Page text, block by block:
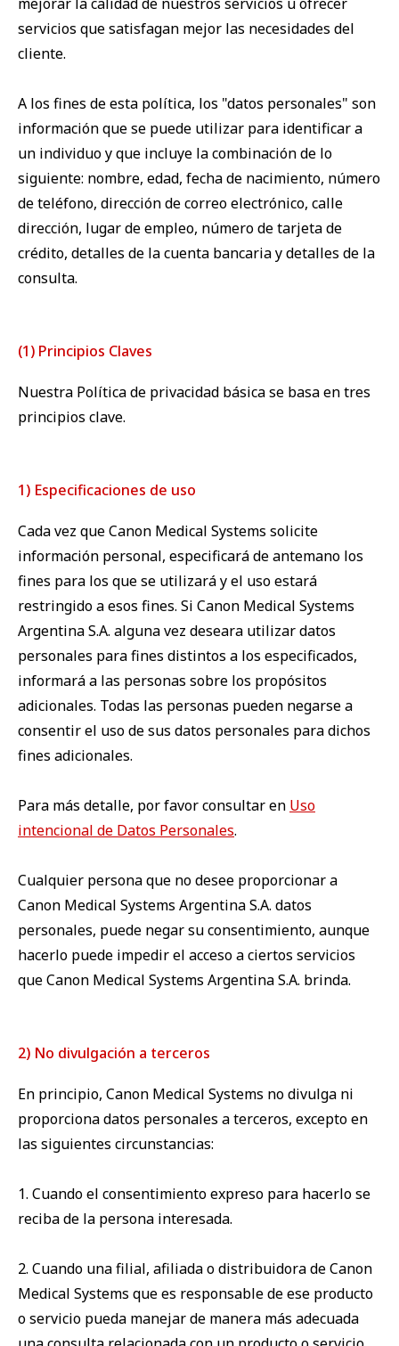
servicios que satisfagan mejor las necesidades del
cliente.
A los fines de esta política, los "datos personales" son
información que se puede utilizar para identificar a
un individuo y que incluye la combinación de lo
siguiente: nombre, edad, fecha de nacimiento, número
de teléfono, dirección de correo electrónico, calle
dirección, lugar de empleo, número de tarjeta de
crédito, detalles de la cuenta bancaria y detalles de la
consulta.
(1) Principios Claves
Nuestra Política de privacidad básica se basa en tres
principios clave.
1) Especificaciones de uso
Cada vez que Canon Medical Systems solicite
información personal, especificará de antemano los
fines para los que se utilizará y el uso estará
restringido a esos fines. Si Canon Medical Systems
Argentina S.A. alguna vez deseara utilizar datos
personales para fines distintos a los especificados,
informará a las personas sobre los propósitos
adicionales. Todas las personas pueden negarse a
consentir el uso de sus datos personales para dichos
fines adicionales.
Para más detalle, por favor consultar en Uso
intencional de Datos Personales.
Cualquier persona que no desee proporcionar a
Canon Medical Systems Argentina S.A. datos
personales, puede negar su consentimiento, aunque
hacerlo puede impedir el acceso a ciertos servicios
que Canon Medical Systems Argentina S.A. brinda.
2) No divulgación a terceros
En principio, Canon Medical Systems no divulga ni
proporciona datos personales a terceros, excepto en
las siguientes circunstancias:
1. Cuando el consentimiento expreso para hacerlo se
reciba de la persona interesada.
2. Cuando una filial, afiliada o distribuidora de Canon
Medical Systems que es responsable de ese producto
o servicio pueda manejar de manera más adecuada